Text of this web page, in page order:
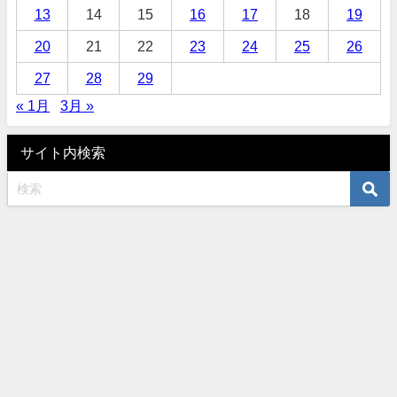
13 14 15 16 17 18 19
20 21 22 23 24 25 26
27 28
29
« 1月
3月 »
サイト内検索